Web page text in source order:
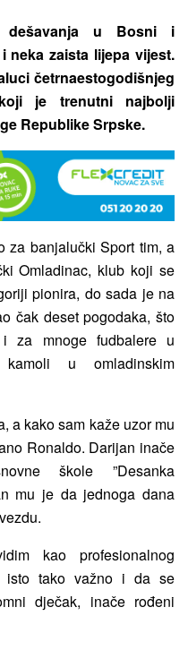
u Bosni i
neka zaista lijepa vijest.
četrnaestogodišnjeg
je trenutni najbolji
Republike Srpske.
za banjalučki Sport tim, a
Omladinac, klub koji se
pionira, do sada je na
čak deset pogodaka, što
za mnoge fudbalere u
u omladinskim
a kako sam kaže uzor mu
Ronaldo. Darijan inače
škole ”Desanka
mu je da jednoga dana
kao profesionalnog
isto tako važno i da se
dječak, inače rođeni